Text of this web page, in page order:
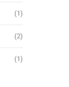
(1)
(2)
(1)